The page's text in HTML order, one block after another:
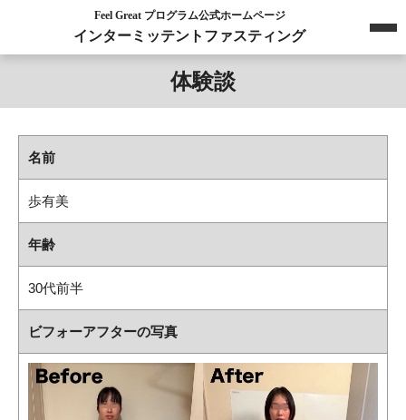
Feel Great プログラム公式ホームページ
インターミッテントファスティング
体験談
名前
歩有美
年齢
30代前半
ビフォーアフターの写真